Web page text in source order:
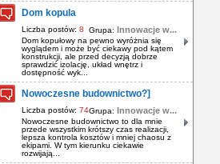
Dom kopula
Liczba postów: 8 Grupa: Innowacje w...
Dom kopułowy na pewno wyróżnia się
wyglądem i może być ciekawy pod kątem
konstrukcji, ale przed decyzją dobrze
sprawdzić izolację, układ wnętrz i
dostępność wyk...
Nowoczesne budownictwo?]
Liczba postów: 74Grupa: Innowacje w...
Nowoczesne budownictwo to dla mnie
przede wszystkim krótszy czas realizacji,
lepsza kontrola kosztów i mniej chaosu z
ekipami. W tym kierunku ciekawie
rozwijają...